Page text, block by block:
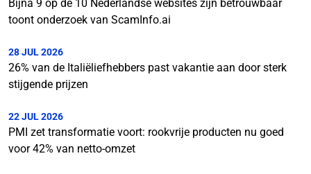
Bijna 9 op de 10 Nederlandse websites zijn betrouwbaar
toont onderzoek van ScamInfo.ai
28 JUL 2026
26% van de Italiëliefhebbers past vakantie aan door sterk
stijgende prijzen
22 JUL 2026
PMI zet transformatie voort: rookvrije producten nu goed
voor 42% van netto-omzet